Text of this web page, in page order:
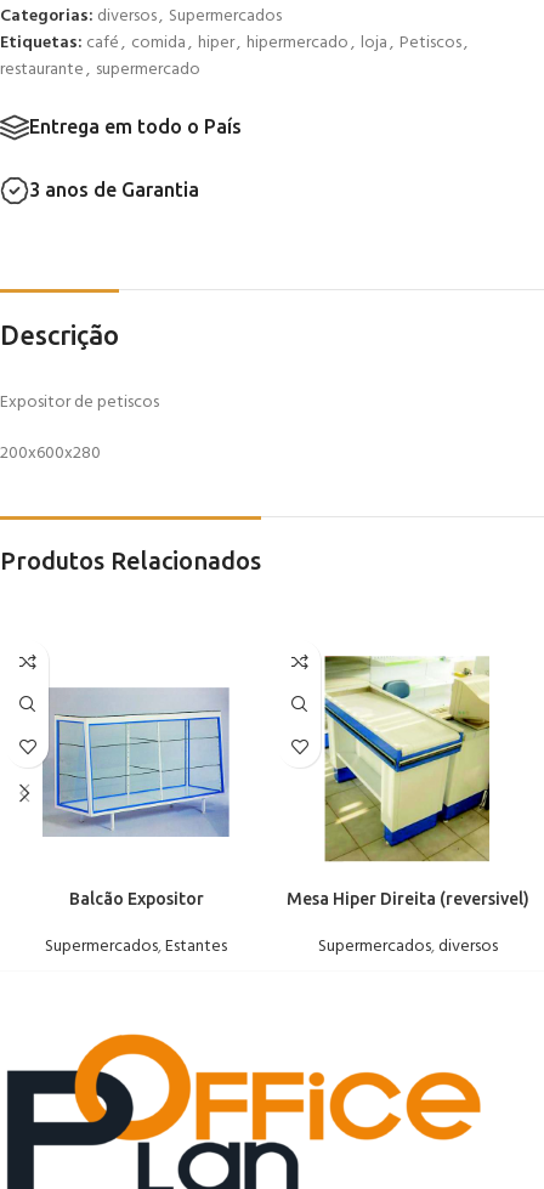
Categorias: diversos, Supermercados
Etiquetas: café, comida, hiper, hipermercado, loja, Petiscos,
restaurante, supermercado
Entrega em todo o País
3 anos de Garantia
Descrição
Expositor de petiscos
200x600x280
Produtos Relacionados
Balcão Expositor
Supermercados,Estantes
Mesa Hiper Direita (reversivel)
Supermercados,diversos